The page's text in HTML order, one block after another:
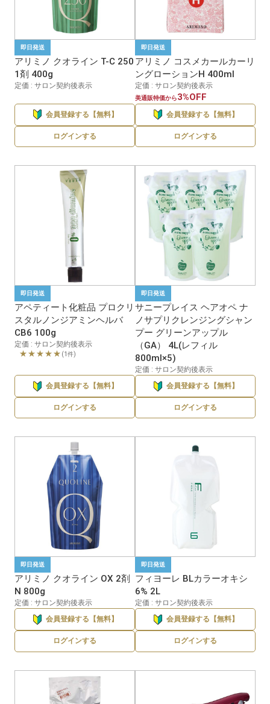
即日発送
アリミノ クオライン T-C 250
1剤 400g
定価 : サロン契約後表示
会員登録する【無料】
ログインする
即日発送
アリミノ コスメカールカーリ
ングローションH 400ml
定価 : サロン契約後表示
美通販特価から3%OFF
会員登録する【無料】
ログインする
即日発送
アペティート化粧品 プロクリ
スタルノンジアミンヘルバ
CB6 100g
定価 : サロン契約後表示
★★★★★ (1件)
会員登録する【無料】
ログインする
即日発送
サニープレイス ヘアオペ ナ
ノサプリクレンジングシャン
プー グリーンアップル
（GA） 4L(レフィル
800ml×5)
定価 : サロン契約後表示
会員登録する【無料】
ログインする
即日発送
アリミノ クオライン OX 2剤
N 800g
定価 : サロン契約後表示
会員登録する【無料】
ログインする
即日発送
フィヨーレ BLカラーオキシ
6% 2L
定価 : サロン契約後表示
会員登録する【無料】
ログインする